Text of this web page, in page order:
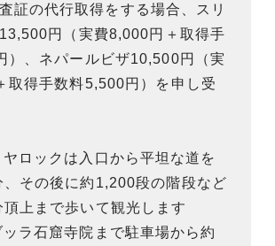
証の代行取得をする場合、スリ
円（実費8,000円＋取得手
）、ネパールビザ10,500円（実
取得手数料5,500円）を申し受
ロックは入口から平坦な道を
その後に約1,200段の階段など
上まで歩いて観光します
ラ石窟寺院まで駐車場から約